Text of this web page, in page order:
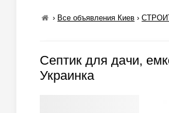
› Все объявления Киев ›
Септик для дачи,
Украинка